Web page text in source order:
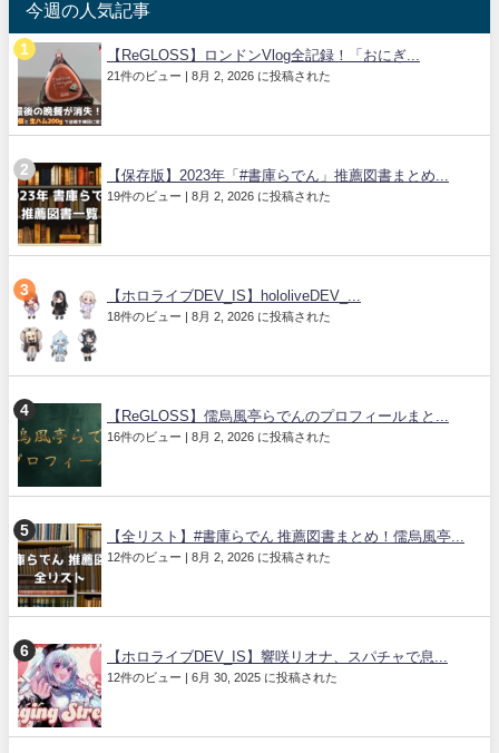
今週の人気記事
【ReGLOSS】ロンドンVlog全記録！「おにぎ...
21件のビュー | 8月 2, 2026 に投稿された
【保存版】2023年「#書庫らでん」推薦図書まとめ...
19件のビュー | 8月 2, 2026 に投稿された
【ホロライブDEV_IS】hololiveDEV_...
18件のビュー | 8月 2, 2026 に投稿された
【ReGLOSS】儒烏風亭らでんのプロフィールまと...
16件のビュー | 8月 2, 2026 に投稿された
【全リスト】#書庫らでん 推薦図書まとめ！儒烏風亭...
12件のビュー | 8月 2, 2026 に投稿された
【ホロライブDEV_IS】響咲リオナ、スパチャで息...
12件のビュー | 6月 30, 2025 に投稿された